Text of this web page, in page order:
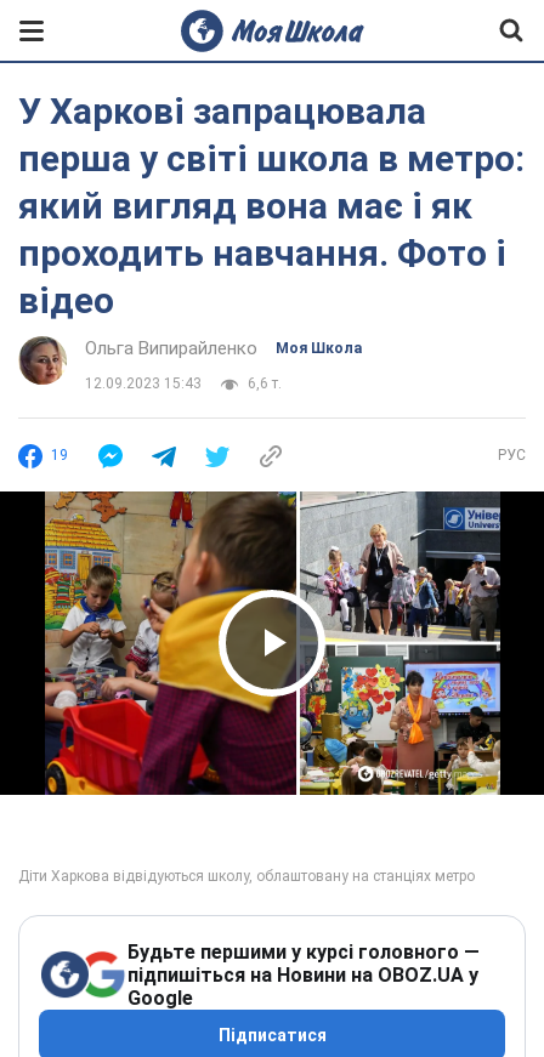
У Харкові запрацювала
перша у світі школа в метро:
який вигляд вона має і як
проходить навчання. Фото і
відео
Ольга Випирайленко Моя Школа
12.09.2023 15:43 6,6 т.
19 РУС
Play Video
Будьте першими у курсі головного —
підпишіться на Новини на OBOZ.UA у
Google
Підписатися